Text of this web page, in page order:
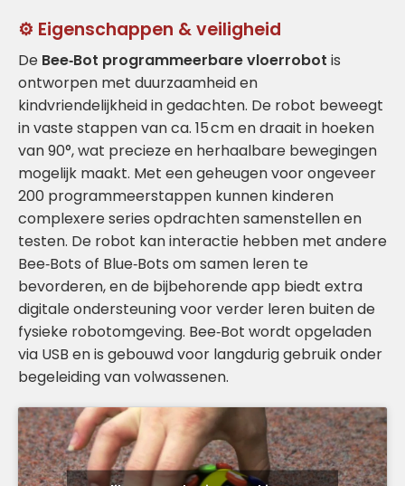
⚙️ Eigenschappen & veiligheid
De Bee‑Bot programmeerbare vloerrobot is
ontworpen met duurzaamheid en
kindvriendelijkheid in gedachten. De robot beweegt
in vaste stappen van ca. 15 cm en draait in hoeken
van 90°, wat precieze en herhaalbare bewegingen
mogelijk maakt. Met een geheugen voor ongeveer
200 programmeerstappen kunnen kinderen
complexere series opdrachten samenstellen en
testen. De robot kan interactie hebben met andere
Bee‑Bots of Blue‑Bots om samen leren te
bevorderen, en de bijbehorende app biedt extra
digitale ondersteuning voor verder leren buiten de
fysieke robotomgeving. Bee‑Bot wordt opgeladen
via USB en is gebouwd voor langdurig gebruik onder
begeleiding van volwassenen.